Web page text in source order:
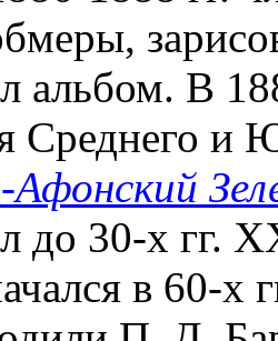
альбом. В
Среднего и
Афонский
до 30-х гг.
в 60-х